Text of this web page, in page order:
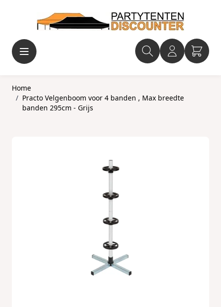
Home
/ Practo Velgenboom voor 4 banden , Max breedte
banden 295cm - Grijs